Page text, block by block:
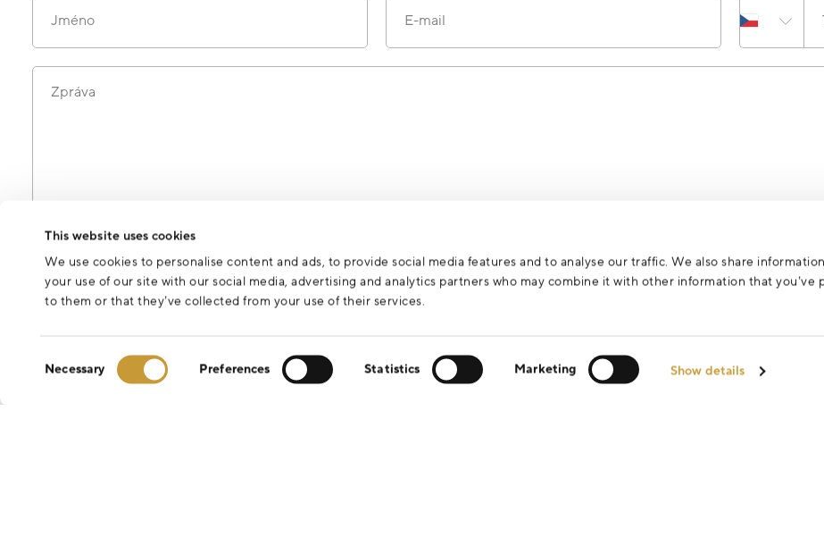
This website uses cookies
We use cookies to personalise content and ads, to provide social media features and to analyse our traffic. We also share
your use of our site with our social media, advertising and analytics partners who may combine it with other information that you’ve
to them or that they’ve collected from your use of their services.
Necessary Preferences Statistics Marketing Show details
Jméno E-mail
Zpráva